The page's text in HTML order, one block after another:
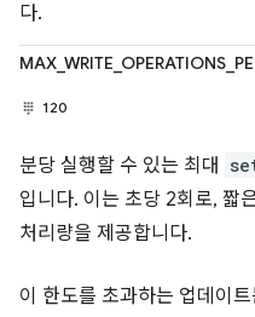
다.
120
분당 실행할 수 있는 최대
입니다. 이는 초당 2회로, 짧
처리량을 제공합니다.
이 한도를 초과하는 업데이